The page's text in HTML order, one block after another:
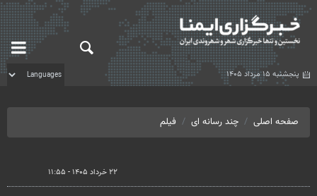
پنجشنبه ۱۵ مرداد ۱۴۰۵
صفحه اصلی چند رسانه ای فیلم
۲۲ خرداد ۱۴۰۵ - ۱۱:۵۵